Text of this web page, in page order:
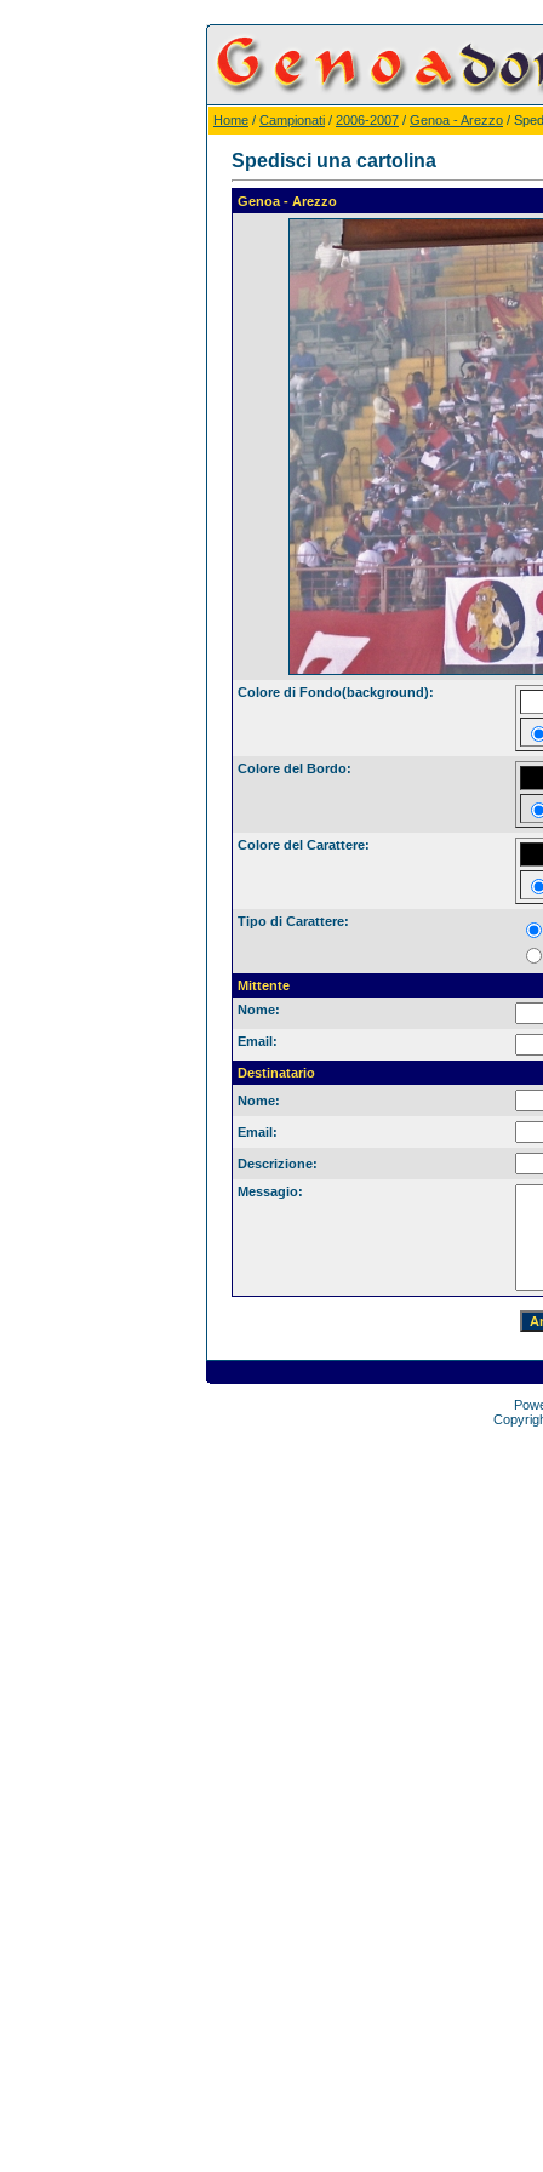
Home / Campionati / 2006-2007 / Genoa - Arezzo /
Spedisci una cartolina
Genoa - Arezzo
Colore di Fondo(background):
Colore del Bordo:
Colore del Carattere:
Tipo di Carattere:
Mittente
Nome:
Email:
Destinatario
Nome:
Email:
Descrizione:
Messagio: